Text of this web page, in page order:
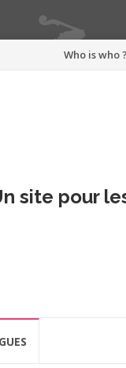
Aller
Who is who ?
site pour